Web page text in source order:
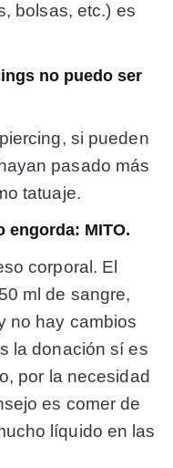
bolsas, etc.) es
no puedo ser
si pueden
pasado más
tatuaje.
engorda: MITO.
corporal. El
ml de sangre,
no hay cambios
la donación sí es
por la necesidad
es comer de
líquido en las